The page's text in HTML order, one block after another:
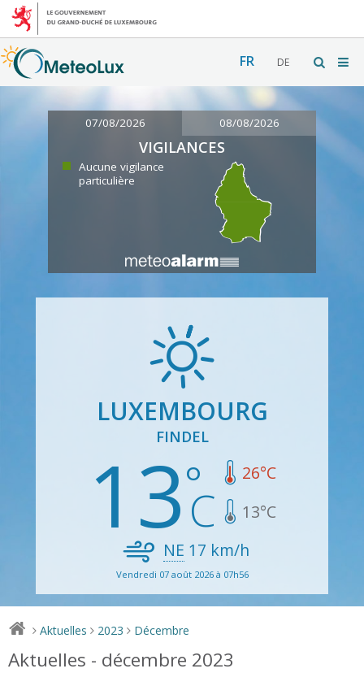
FR DE
07/08/2026 08/08/2026
VIGILANCES
Aucune vigilance
particulière
LUXEMBOURG
FINDEL
13 26°C
13°C
NE 17 km/h
Vendredi 07 août 2026 à 07h56
> Aktuelles > 2023 > Décembre
Aktuelles - décembre 2023